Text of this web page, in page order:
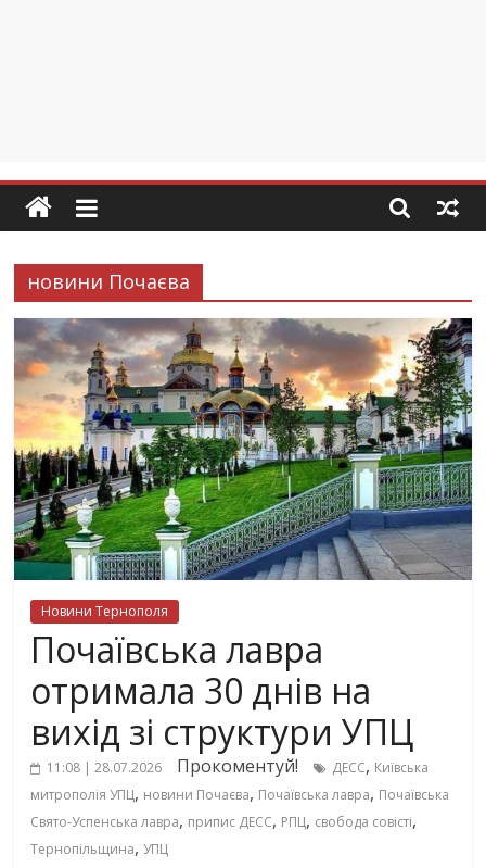
новини Почаєва
Новини Тернополя
Почаївська лавра
отримала 30 днів на
вихід зі структури УПЦ
11:08 | 28.07.2026 Прокоментуй! ДЕСС, Київська
митрополія УПЦ, новини Почаєва, Почаївська лавра, Почаївська
Свято-Успенська лавра, припис ДЕСС, РПЦ, свобода совісті,
Тернопільщина, УПЦ